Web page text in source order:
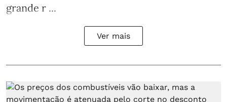
grande r ...
Ver mais